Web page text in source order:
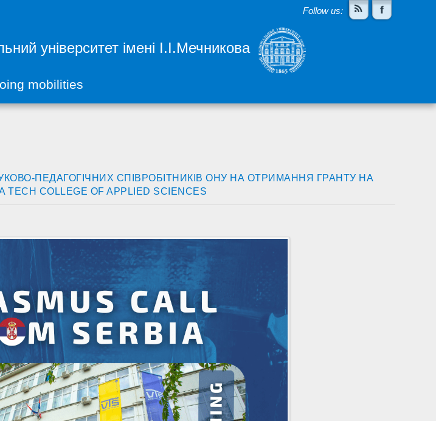
Follow us:
університет імені І.І.Мечникова
mobilities
ПЕДАГОГІЧНИХ СПІВРОБІТНИКІВ ОНУ НА ОТРИМАННЯ ГРАНТУ НА
COLLEGE OF APPLIED SCIENCES